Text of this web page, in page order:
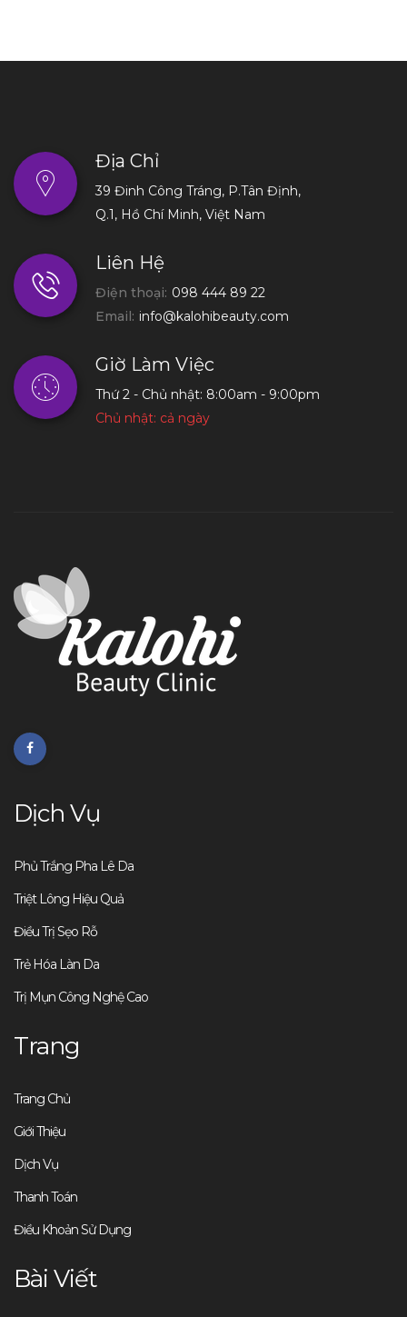
Địa Chỉ
39 Đinh Công Tráng, P.Tân Định,
Q.1, Hồ Chí Minh, Việt Nam
Liên Hệ
Điện thoại: 098 444 89 22
Email: info@kalohibeauty.com
Giờ Làm Việc
Thứ 2 - Chủ nhật: 8:00am - 9:00pm
Chủ nhật: cả ngày
Dịch Vụ
Phủ Trắng Pha Lê Da
Triệt Lông Hiệu Quả
Điều Trị Sẹo Rỗ
Trẻ Hóa Làn Da
Trị Mụn Công Nghệ Cao
Trang
Trang Chủ
Giới Thiệu
Dịch Vụ
Thanh Toán
Điều Khoản Sử Dụng
Bài Viết